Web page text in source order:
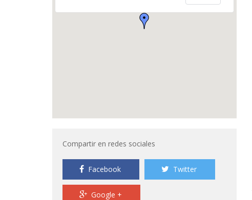
Compartir en redes sociales
Facebook Twitter
Google +